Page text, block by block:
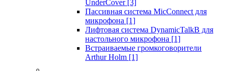
UnderCover [3]
Пассивная система MicConnect для
микрофона [1]
Лифтовая система DynamicTalkB для
настольного микрофона [1]
Встраиваемые громкоговорители
Arthur Holm [1]